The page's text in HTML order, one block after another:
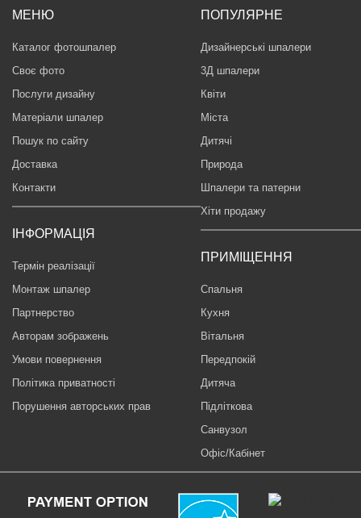
МЕНЮ
Каталог фотошпалер
Своє фото
Послуги дизайну
Матеріали шпалер
Пошук по сайту
Доставка
Контакти
ІНФОРМАЦІЯ
Термін реалізації
Монтаж шпалер
Партнерство
Авторам зображень
Умови повернення
Політика приватності
Порушення авторських прав
ПОПУЛЯРНЕ
Дизайнерські шпалери
3Д шпалери
Квіти
Міста
Дитячі
Природа
Шпалери та патерни
Хіти продажу
ПРИМІЩЕННЯ
Спальня
Кухня
Вітальня
Передпокій
Дитяча
Підліткова
Санвузол
Офіс/Кабінет